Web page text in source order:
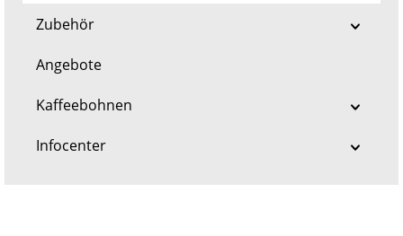
Zubehör
Angebote
Kaffeebohnen
Infocenter